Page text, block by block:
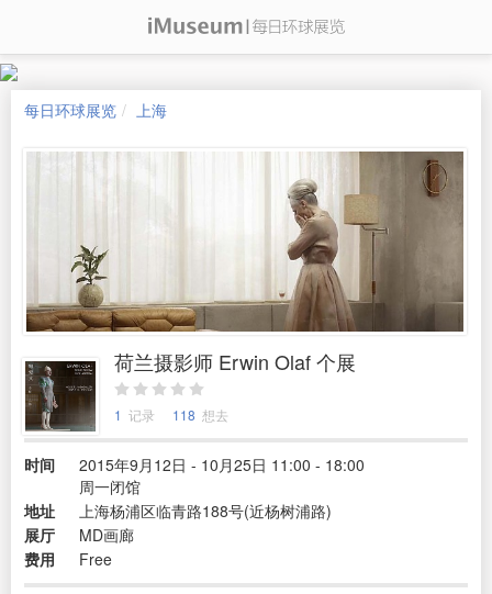
每日环球展览 上海
荷兰摄影师 Erwin Olaf 个展
1 记录 118 想去
时间
2015年9月12日 - 10月25日 11:00 - 18:00
周一闭馆
地址
上海杨浦区临青路188号(近杨树浦路)
展厅
MD画廊
费用
Free